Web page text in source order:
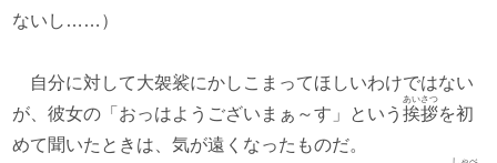
ないし……）
自分に対して大袈裟にかしこまってほしいわけではない
が、彼女の「おっはようございまぁ～す」という挨拶
あいさつ
を初
めて聞いたときは、気が遠くなったものだ。